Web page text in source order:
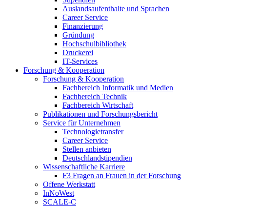
Auslandsaufenthalte und Sprachen
Career Service
Finanzierung
Gründung
Hochschulbibliothek
Druckerei
IT-Services
Forschung & Kooperation
Forschung & Kooperation
Fachbereich Informatik und Medien
Fachbereich Technik
Fachbereich Wirtschaft
Publikationen und Forschungsbericht
Service für Unternehmen
Technologietransfer
Career Service
Stellen anbieten
Deutschlandstipendien
Wissenschaftliche Karriere
F3 Fragen an Frauen in der Forschung
Offene Werkstatt
InNoWest
SCALE-C